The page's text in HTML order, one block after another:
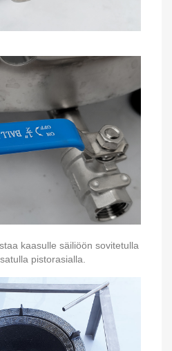
kaasulle säiliöön sovitetulla
pistorasialla.